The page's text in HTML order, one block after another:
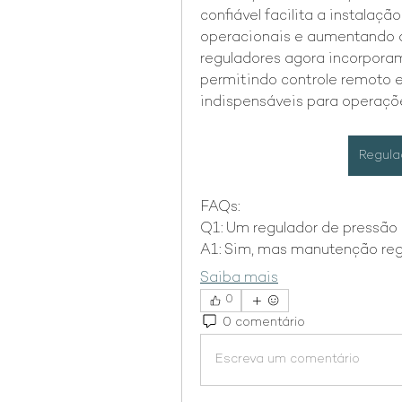
confiável facilita a
operacionais e aumentando
reguladores agora
permitindo controle remoto
indispensáveis para
FAQs:
Q1: Um regulador de
A1: Sim, mas manutenção
Saiba mais
0
0 comentário
Escreva um comentário